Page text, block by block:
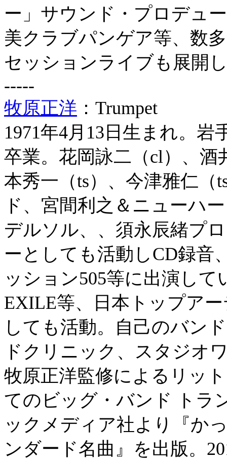
ー」サウンド・プロデュ
美クラブパンゲア等、数
セッションライブも展開
-----
牧原正洋 ：Trumpet
1971年4月13日生まれ。
卒業。花岡詠二（cl）、酒
本秀一（ts）、今津雅仁
ド、宮間利之＆ニューハ
デルソル、、須永辰緒プ
ーとしても活動しCD録音
ッション505等に出演し
EXILE等、日本トップア
しても活動。自己のバン
ドクリニック、スタジオ
牧原正洋監修によるリッ
てのビッグ・バンド トラ
ックメディア社より『か
ンダード名曲』を出版。